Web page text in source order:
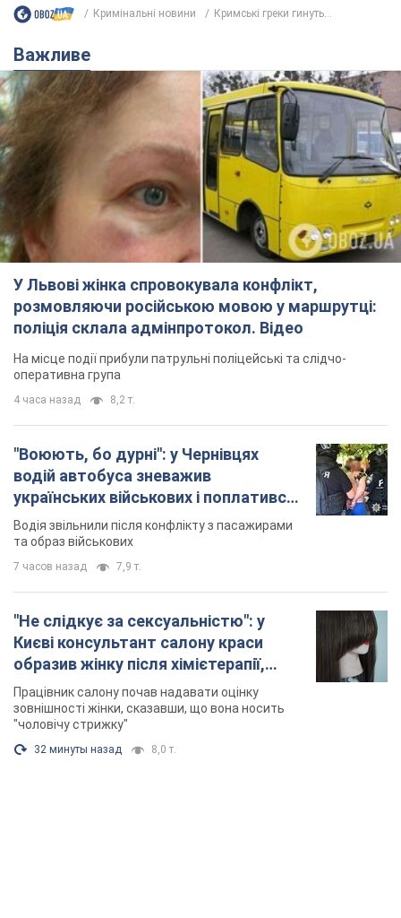
Кримінальні новини Кримські греки гинуть...
Важливе
У Львові жінка спровокувала конфлікт,
розмовляючи російською мовою у маршрутці:
поліція склала адмінпротокол. Відео
На місце події прибули патрульні поліцейські та слідчо-
оперативна група
4 часа назад 8,2 т.
"Воюють, бо дурні": у Чернівцях
водій автобуса зневажив
українських військових і поплатився.
Відео
Водія звільнили після конфлікту з пасажирами
та образ військових
7 часов назад 7,9 т.
"Не слідкує за сексуальністю": у
Києві консультант салону краси
образив жінку після хімієтерапії,
розгорівся скандал. Фото
Працівник салону почав надавати оцінку
зовнішності жінки, сказавши, що вона носить
"чоловічу стрижку"
32 минуты назад 8,0 т.